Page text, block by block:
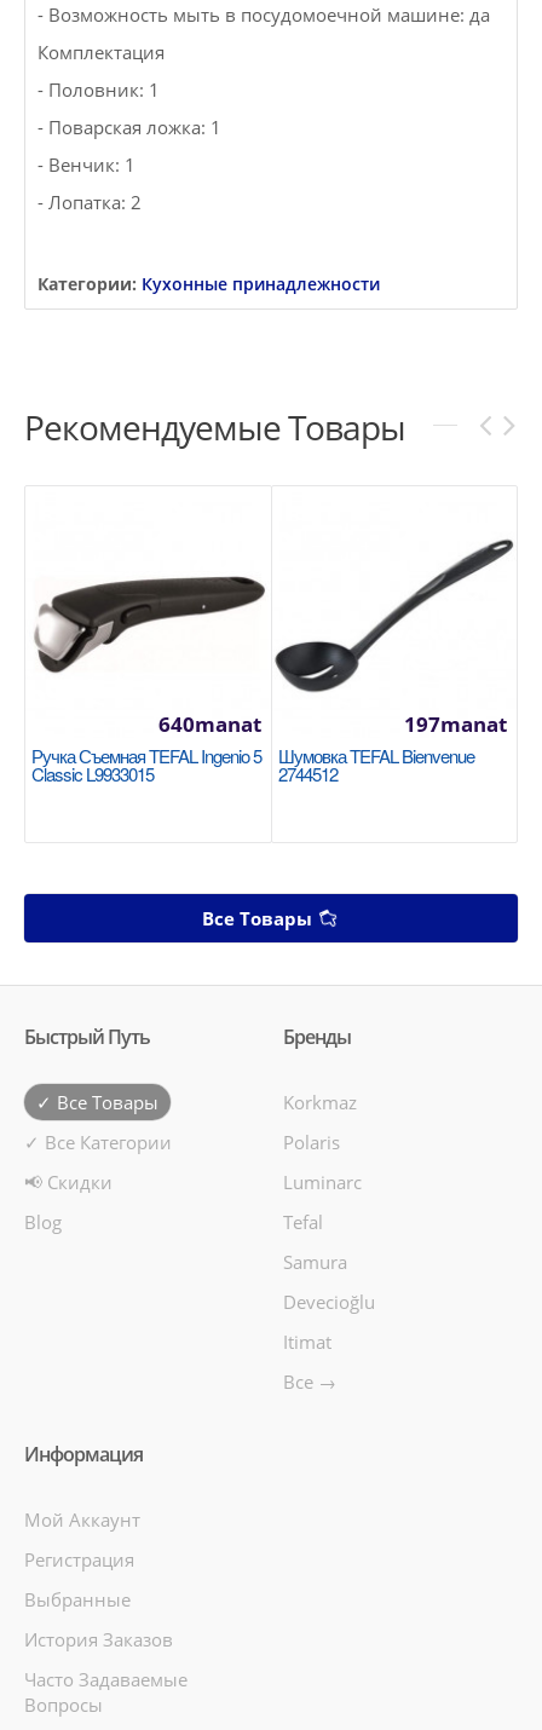
- Возможность мыть в посудомоечной машине: да
Комплектация
- Половник: 1
- Поварская ложка: 1
- Венчик: 1
- Лопатка: 2
Категории: Кухонные принадлежности
Рекомендуемые Товары
Ручка Съемная TEFAL Ingenio 5
Classic L9933015
640manat
Шумовка TEFAL Bienvenue
2744512
197manat
Все Товары
Быстрый Путь
✓ Все Товары
✓ Все Категории
📢 Скидки
Blog
Бренды
Korkmaz
Polaris
Luminarc
Tefal
Samura
Devecioğlu
Itimat
Все →
Информация
Мой Аккаунт
Регистрация
Выбранные
История Заказов
Часто Задаваемые
Вопросы